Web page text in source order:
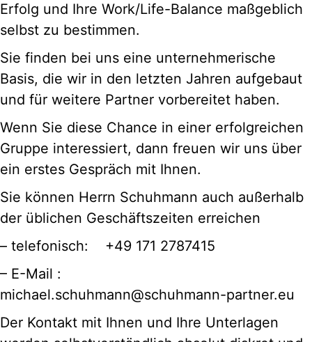
Erfolg und Ihre Work/Life-Balance maßgeblich
selbst zu bestimmen.
Sie finden bei uns eine unternehmerische
Basis, die wir in den letzten Jahren aufgebaut
und für weitere Partner vorbereitet haben.
Wenn Sie diese Chance in einer erfolgreichen
Gruppe interessiert, dann freuen wir uns über
ein erstes Gespräch mit Ihnen.
Sie können Herrn Schuhmann auch außerhalb
der üblichen Geschäftszeiten erreichen
– telefonisch: +49 171 2787415
– E-Mail :
michael.schuhmann@schuhmann-partner.eu
Der Kontakt mit Ihnen und Ihre Unterlagen